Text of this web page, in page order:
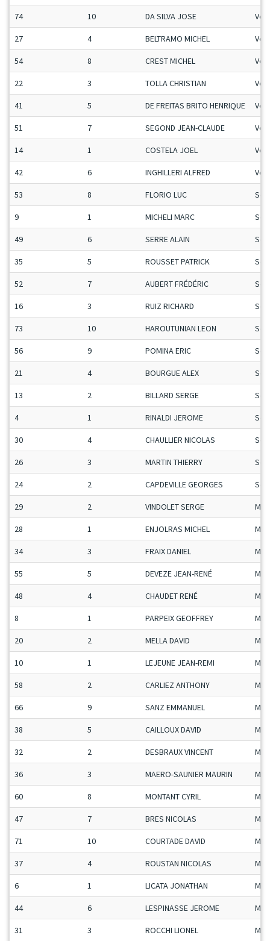
74 10 DA SILVA JOSE Vet
27 4 BELTRAMO MICHEL Vet
54 8 CREST MICHEL Vet
22 3 TOLLA CHRISTIAN Vet
41 5 DE FREITAS BRITO HENRIQUE Vet
51 7 SEGOND JEAN-CLAUDE Vet
14 1 COSTELA JOEL Vet
42 6 INGHILLERI ALFRED Vet
53 8 FLORIO LUC
9 1 MICHELI MARC
49 6 SERRE ALAIN
35 5 ROUSSET PATRICK
52 7 AUBERT FRÉDÉRIC
16 3 RUIZ RICHARD
73 10 HAROUTUNIAN LEON
56 9 POMINA ERIC
21 4 BOURGUE ALEX
13 2 BILLARD SERGE
4 1 RINALDI JEROME
30 4 CHAULLIER NICOLAS
26 3 MARTIN THIERRY
24 2 CAPDEVILLE GEORGES
29 2 VINDOLET SERGE Mas
28 1 ENJOLRAS MICHEL Mas
34 3 FRAIX DANIEL Mas
55 5 DEVEZE JEAN-RENÉ Mas
48 4 CHAUDET RENÉ Mas
8 1 PARPEIX GEOFFREY
20 2 MELLA DAVID
10 1 LEJEUNE JEAN-REMI
58 2 CARLIEZ ANTHONY
66 9 SANZ EMMANUEL
38 5 CAILLOUX DAVID
32 2 DESBRAUX VINCENT
36 3 MAERO-SAUNIER MAURIN
60 8 MONTANT CYRIL
47 7 BRES NICOLAS
71 10 COURTADE DAVID
37 4 ROUSTAN NICOLAS
6 1 LICATA JONATHAN
44 6 LESPINASSE JEROME
31 3 ROCCHI LIONEL